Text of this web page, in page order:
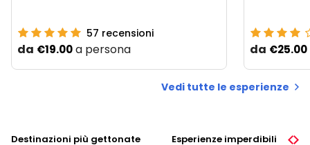
57 recensioni
da €19.00a persona da €25.00
Vedi tutte le esperienze
Destinazioni più gettonate Esperienze imperdibili